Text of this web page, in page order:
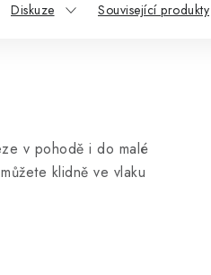
Diskuze Související produkty
v pohodě i do malé
klidně ve vlaku